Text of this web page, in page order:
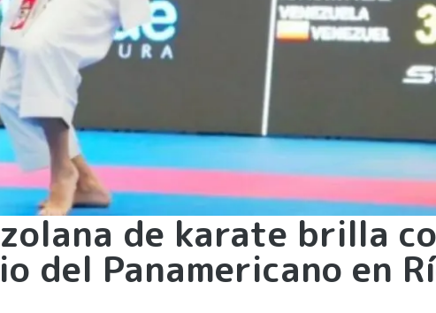
de karate brilla
del Panamericano en